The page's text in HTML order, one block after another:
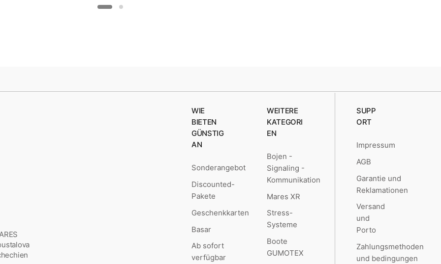
WIE
BIETEN
GÜNSTIG
AN
Sonderangebot
Discounted-
Pakete
Geschenkkarten
Basar
Ab sofort
verfügbar
WEITERE
KATEGORI
EN
Bojen -
Signaling -
Kommunikation
Mares XR
Stress-
Systeme
Boote
GUMOTEX
SUPP
ORT
Impressum
AGB
Garantie und
Reklamationen
Versand
und
Porto
Zahlungsmethoden
und bedingungen